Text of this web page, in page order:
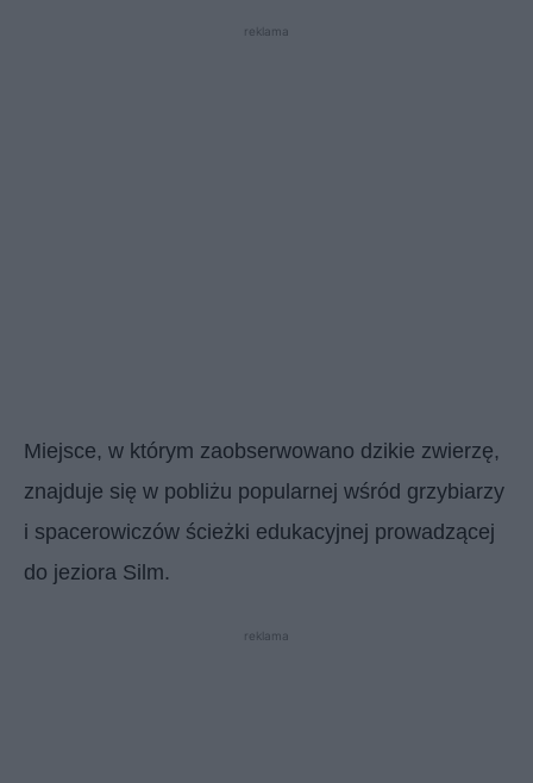
reklama
Miejsce, w którym zaobserwowano dzikie zwierzę,
znajduje się w pobliżu popularnej wśród grzybiarzy
i spacerowiczów ścieżki edukacyjnej prowadzącej
do jeziora Silm.
reklama